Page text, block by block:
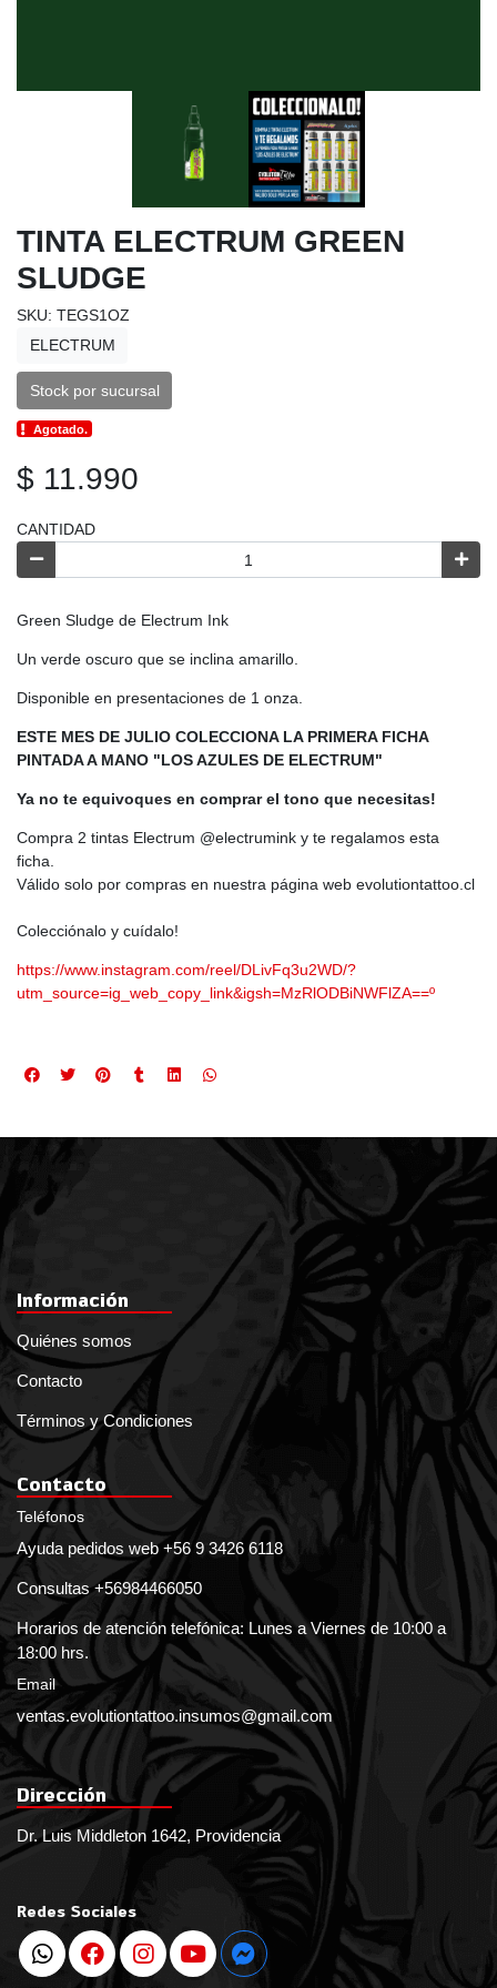
TINTA ELECTRUM GREEN
SLUDGE
SKU: TEGS1OZ
ELECTRUM
Stock por sucursal
Agotado.
$ 11.990
CANTIDAD
Green Sludge de Electrum Ink
Un verde oscuro que se inclina amarillo.
Disponible en presentaciones de 1 onza.
ESTE MES DE JULIO COLECCIONA LA PRIMERA FICHA
PINTADA A MANO "LOS AZULES DE ELECTRUM"
Ya no te equivoques en comprar el tono que necesitas!
Compra 2 tintas Electrum @electrumink y te regalamos esta
ficha.
Válido solo por compras en nuestra página web evolutiontattoo.cl
Colecciónalo y cuídalo!
https://www.instagram.com/reel/DLivFq3u2WD/?
utm_source=ig_web_copy_link&igsh=MzRlODBiNWFlZA==º
Información
Quiénes somos
Contacto
Términos y Condiciones
Contacto
Teléfonos
Ayuda pedidos web +56 9 3426 6118
Consultas +56984466050
Horarios de atención telefónica: Lunes a Viernes de 10:00 a
18:00 hrs.
Email
ventas.evolutiontattoo.insumos@gmail.com
Dirección
Dr. Luis Middleton 1642, Providencia
Redes Sociales